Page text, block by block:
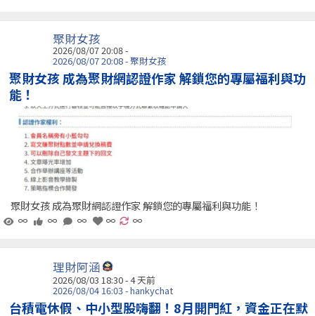
聚財女孩
2026/08/07 20:08 -
2026/08/07 20:08 - 聚財女孩
聚財女孩 成為聚財網認證作家 解鎖您的專屬福利與功
能！
聚財女孩 成為聚財網認證作家 解鎖您的專屬福利與功能！
∞
∞ ∞ ∞ ∞
理財阿涵
2026/08/03 18:30 - 4 天前
2026/08/04 16:03 - hankychat
台積電休假、中小型股嗨翻！8月開門紅，資金正在默